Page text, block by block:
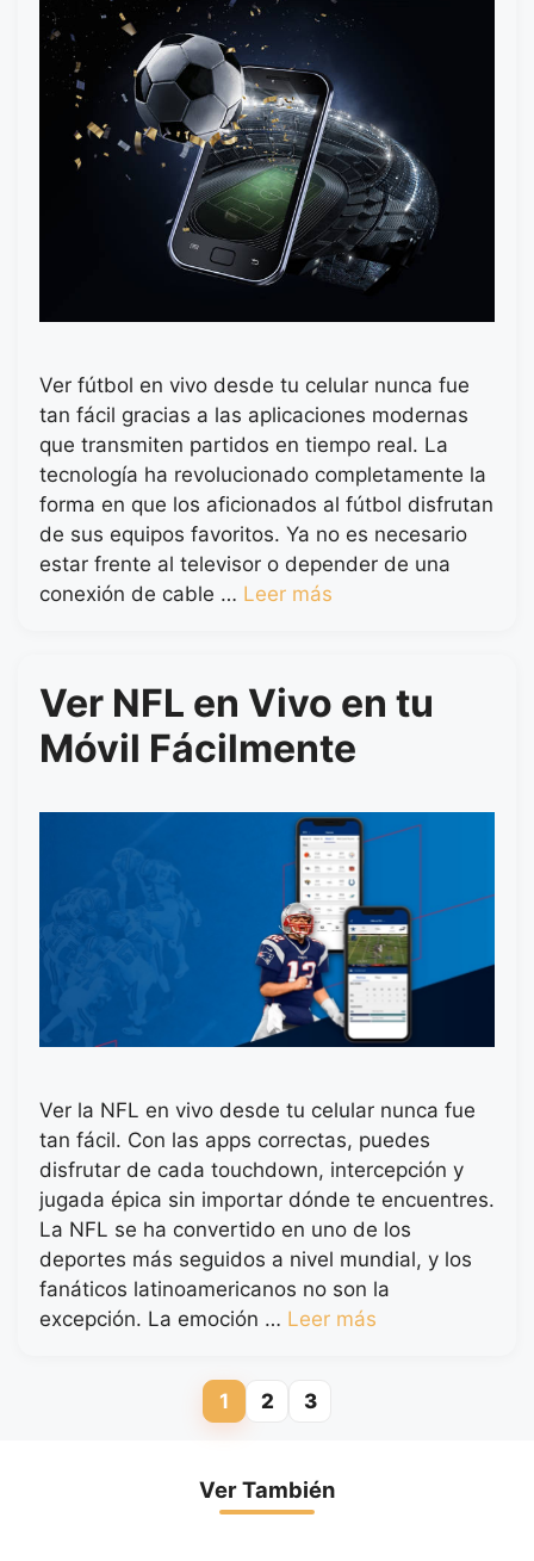
Ver fútbol en vivo desde tu celular nunca fue
tan fácil gracias a las aplicaciones modernas
que transmiten partidos en tiempo real. La
tecnología ha revolucionado completamente la
forma en que los aficionados al fútbol disfrutan
de sus equipos favoritos. Ya no es necesario
estar frente al televisor o depender de una
conexión de cable … Leer más
Ver NFL en Vivo en tu
Móvil Fácilmente
Ver la NFL en vivo desde tu celular nunca fue
tan fácil. Con las apps correctas, puedes
disfrutar de cada touchdown, intercepción y
jugada épica sin importar dónde te encuentres.
La NFL se ha convertido en uno de los
deportes más seguidos a nivel mundial, y los
fanáticos latinoamericanos no son la
excepción. La emoción … Leer más
Página
1 Página
2 Página
3
Ver También